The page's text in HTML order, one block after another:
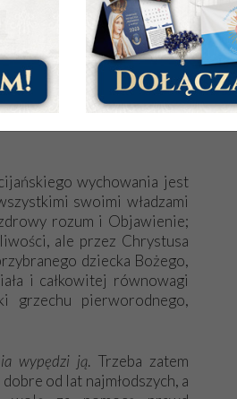
illius Magistri
z 31 grudnia
– chrześcijańskie
wiek, wciąż uderza swą
wychowania jest
swoimi władzami
rozum i Objawienie;
ale przez Chrystusa
dziecka Bożego,
i całkowitej równowagi
grzechu pierworodnego,
wypędzi ją. Trzeba zatem
od lat najmłodszych, a